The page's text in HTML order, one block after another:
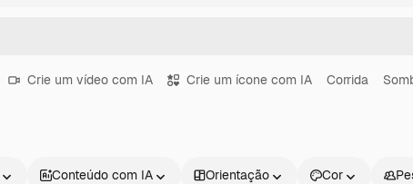
Crie um vídeo com IA Crie um ícone com IA Corrida
Conteúdo com IA Orientação Cor